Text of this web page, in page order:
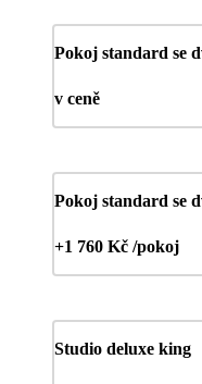
Pokoj standard se
v ceně
Pokoj standard se
+1 760 Kč /pokoj
Studio deluxe king